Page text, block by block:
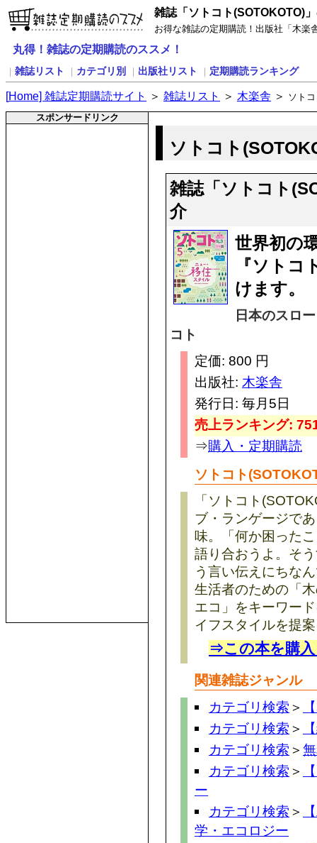
雑誌「ソトコト(SOTOKOTO)
お得な雑誌の定期購読！出版社「木楽
丸得！雑誌の定期購読のススメ！
雑誌リスト カテゴリ別 出版社リスト 定期購読ランキング
[Home] 雑誌定期購読サイト ＞ 雑誌リスト ＞ 木楽舎 ＞
ソト
スポンサードリンク
ソトコト
雑誌「ソトコト
介
世界初の
『ソトコ
けます。
日本のスロ
コト
定価: 800 円
出版社: 木楽舎
発行日: 毎月5日
売上ランキング:
⇒購入・定期購読
ソトコト
「ソトコト
ブ・ランゲージで
味。「何か困った
語り合おうよ。そ
う言い伝えにちな
生活者のための「
エコ」をキーワー
イフスタイルを提
⇒この本を購
関連雑誌ジャンル
カテゴリ検索 ＞
カテゴリ検索 ＞
カテゴリ検索 ＞
カテゴリ検索 ＞
ー
カテゴリ検索 ＞
学・エコロジー